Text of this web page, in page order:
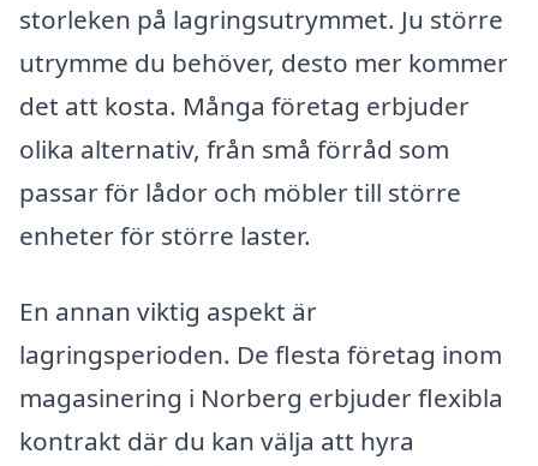
storleken på lagringsutrymmet. Ju större
utrymme du behöver, desto mer kommer
det att kosta. Många företag erbjuder
olika alternativ, från små förråd som
passar för lådor och möbler till större
enheter för större laster.
En annan viktig aspekt är
lagringsperioden. De flesta företag inom
magasinering i Norberg erbjuder flexibla
kontrakt där du kan välja att hyra